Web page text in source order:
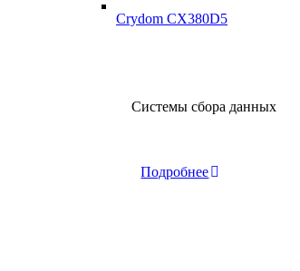
Crydom CX380D5
Системы сбора данных
Подробнее